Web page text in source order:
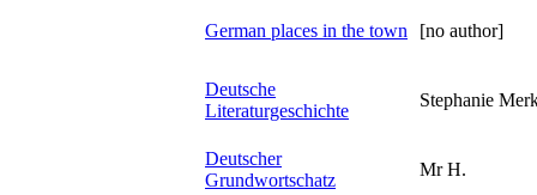
German places in the town [no author]
Deutsche
Literaturgeschichte
Stephanie
Deutscher
Grundwortschatz
Mr H.